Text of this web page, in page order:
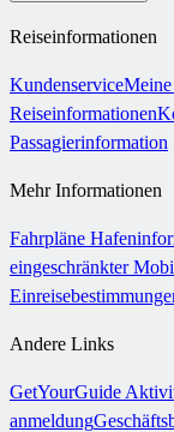
Reiseinformationen
Kundenservice
Reiseinformationen
Passagierinformation
Mehr Informationen
Fahrpläne
eingeschränkter
Andere Links
GetYourGuide
anmeldung